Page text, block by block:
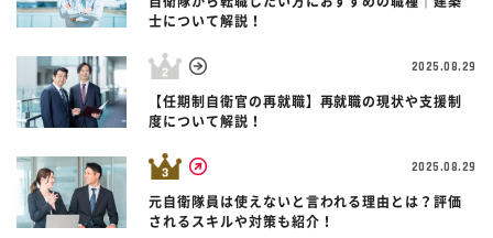
士について解説！
2025.08.29
【任期制自衛官の再就職】再就職の現状や支援制
度について解説！
2025.08.29
元自衛隊員は使えないと言われる理由とは？評価
されるスキルや対策も紹介！